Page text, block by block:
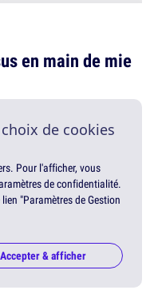
en main de mie
de cookies
Pour l'afficher, vous
de confidentialité.
"Paramètres de Gestion
Accepter & afficher